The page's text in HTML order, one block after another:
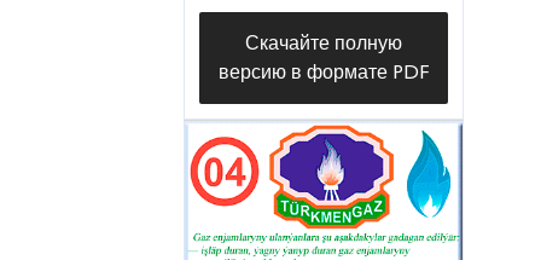
контроля наружных
газопроводных линий и
газорегуляторов, которые
возглавляют такие опытные
специалисты, как Мырат
Отузбаев, Мухаммед Какаев,
Гуванч Сарыев.
Скачайте полную
версию в формате PDF